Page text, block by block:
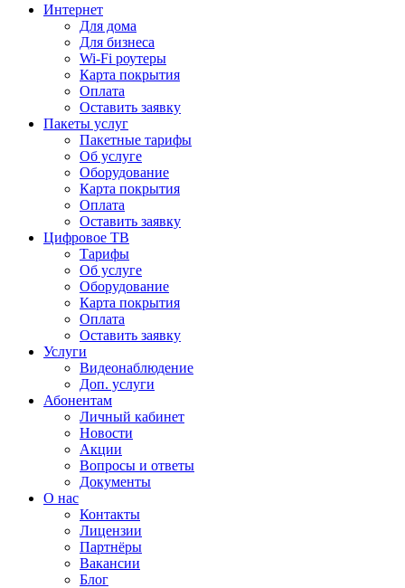
Интернет
Для дома
Для бизнеса
Wi-Fi роутеры
Карта покрытия
Оплата
Оставить заявку
Пакеты услуг
Пакетные тарифы
Об услуге
Оборудование
Карта покрытия
Оплата
Оставить заявку
Цифровое ТВ
Тарифы
Об услуге
Оборудование
Карта покрытия
Оплата
Оставить заявку
Услуги
Видеонаблюдение
Доп. услуги
Абонентам
Личный кабинет
Новости
Акции
Вопросы и ответы
Документы
О нас
Контакты
Лицензии
Партнёры
Вакансии
Блог